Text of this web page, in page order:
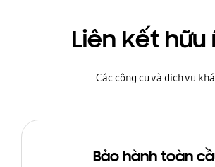
Liên kết hữu
Các công cụ và dịch vụ
Bảo hành toàn